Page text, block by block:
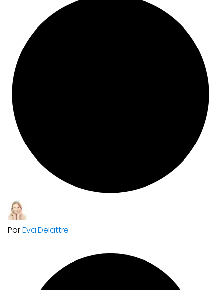
PorEva Delattre